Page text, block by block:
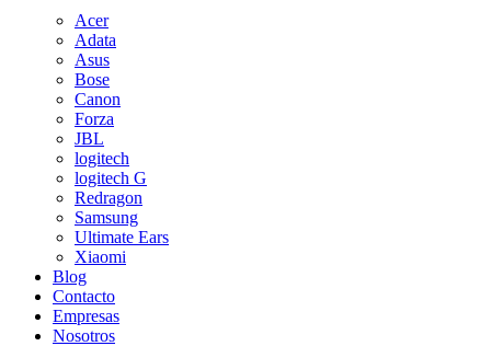
Acer
Adata
Asus
Bose
Canon
Forza
JBL
logitech
logitech G
Redragon
Samsung
Ultimate Ears
Xiaomi
Blog
Contacto
Empresas
Nosotros